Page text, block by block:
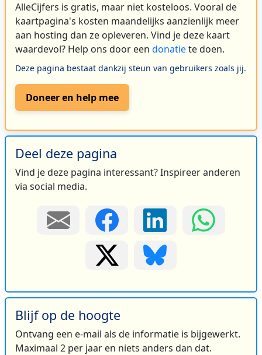
AlleCijfers is gratis, maar niet kosteloos. Vooral de
kaartpagina's kosten maandelijks aanzienlijk meer
aan hosting dan ze opleveren. Vind je deze kaart
waardevol? Help ons door een donatiete doen.
Deze pagina bestaat dankzij steun van gebruikers zoals jij.
Doneer en help mee
Deel deze pagina
Vind je deze pagina interessant? Inspireer anderen
via social media.
Blijf op de hoogte
Ontvang een e-mail als de informatie is bijgewerkt.
Maximaal 2 per jaar en niets anders dan dat.